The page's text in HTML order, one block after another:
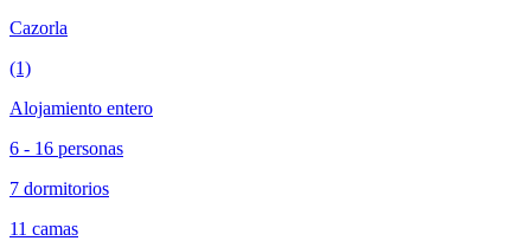
Cazorla
(1)
Alojamiento entero
6 - 16 personas
7 dormitorios
11 camas